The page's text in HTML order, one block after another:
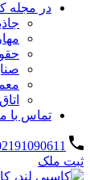
در مجله
تماس با
ثبت ملک